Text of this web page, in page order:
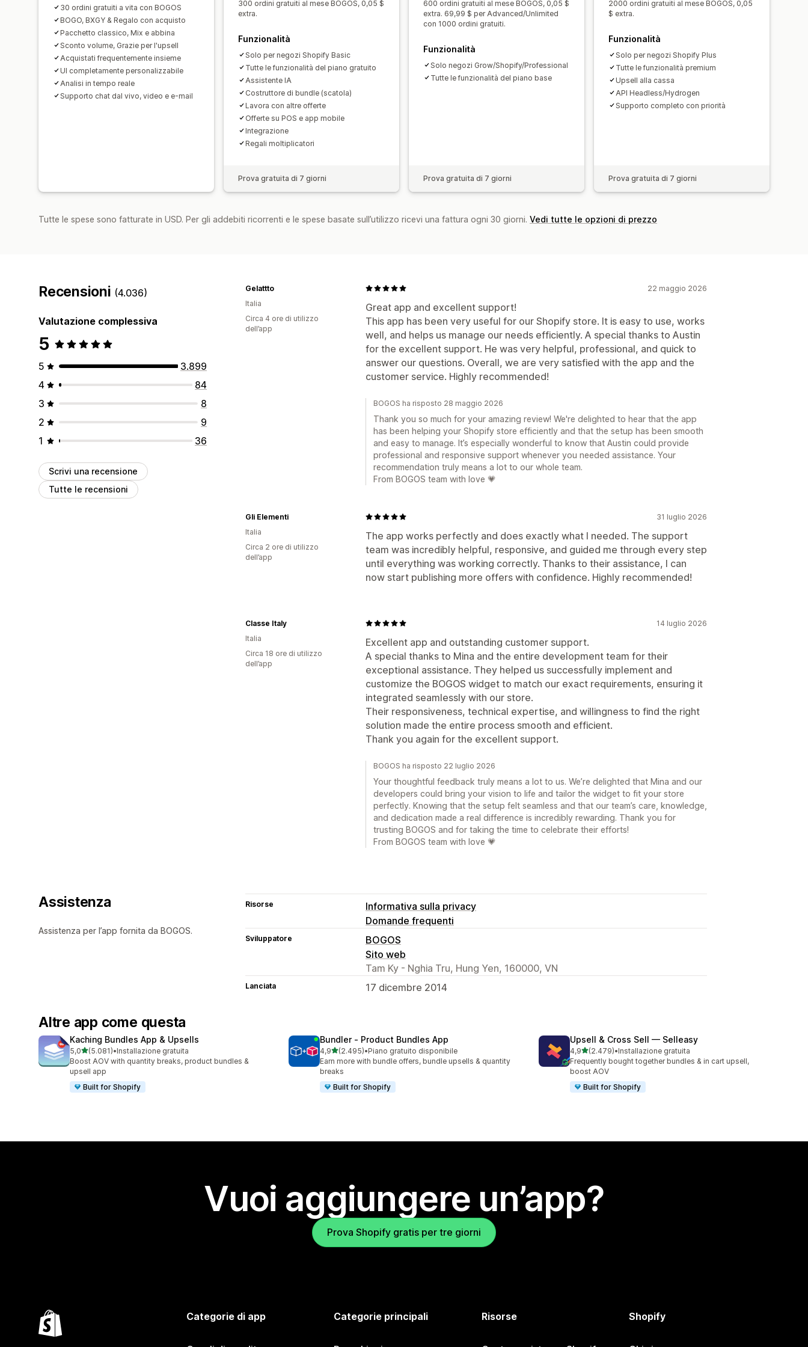
30 ordini gratuiti a vita con BOGOS
BOGO, BXGY & Regalo con acquisto
Pacchetto classico, Mix e abbina
Sconto volume, Grazie per l'upsell
Acquistati frequentemente insieme
UI completamente personalizzabile
Analisi in tempo reale
Supporto chat dal vivo, video e e-mail
300 ordini gratuiti al mese BOGOS, 0,05 $
extra.
Funzionalità
Solo per negozi Shopify Basic
Tutte le funzionalità del piano gratuito
Assistente IA
Costruttore di bundle (scatola)
Lavora con altre offerte
Offerte su POS e app mobile
Integrazione
Regali moltiplicatori
Prova gratuita di 7 giorni
600 ordini gratuiti al mese BOGOS, 0,05 $
extra. 69,99 $ per Advanced/Unlimited
con 1000 ordini gratuiti.
Funzionalità
Solo negozi Grow/Shopify/Professional
Tutte le funzionalità del piano base
Prova gratuita di 7 giorni
2000 ordini gratuiti al mese BOGOS, 0,05
$ extra.
Funzionalità
Solo per negozi Shopify Plus
Tutte le funzionalità premium
Upsell alla cassa
API Headless/Hydrogen
Supporto completo con priorità
Prova gratuita di 7 giorni
Tutte le spese sono fatturate in USD. Per gli addebiti ricorrenti e le spese basate sull’utilizzo ricevi una fattura ogni 30 giorni. Vedi tutte le opzioni di prezzo
Recensioni (4.036)
Valutazione complessiva
5
5
3.899
4
84
3
8
2
9
1
36
Scrivi una recensione
Tutte le recensioni
22 maggio 2026
Great app and excellent support!
This app has been very useful for our Shopify store. It is easy to use, works
well, and helps us manage our needs efficiently. A special thanks to Austin
for the excellent support. He was very helpful, professional, and quick to
answer our questions. Overall, we are very satisfied with the app and the
customer service. Highly recommended!
Gelattto
Italia
Circa 4 ore di utilizzo
dell’app
BOGOS ha risposto 28 maggio 2026
Thank you so much for your amazing review! We're delighted to hear that the app
has been helping your Shopify store efficiently and that the setup has been smooth
and easy to manage. It’s especially wonderful to know that Austin could provide
professional and responsive support whenever you needed assistance. Your
recommendation truly means a lot to our whole team.
From BOGOS team with love 💗
31 luglio 2026
The app works perfectly and does exactly what I needed. The support
team was incredibly helpful, responsive, and guided me through every step
until everything was working correctly. Thanks to their assistance, I can
now start publishing more offers with confidence. Highly recommended!
Gli Elementi
Italia
Circa 2 ore di utilizzo
dell’app
14 luglio 2026
Excellent app and outstanding customer support.
A special thanks to Mina and the entire development team for their
exceptional assistance. They helped us successfully implement and
customize the BOGOS widget to match our exact requirements, ensuring it
integrated seamlessly with our store.
Their responsiveness, technical expertise, and willingness to find the right
solution made the entire process smooth and efficient.
Thank you again for the excellent support.
Classe Italy
Italia
Circa 18 ore di utilizzo
dell’app
BOGOS ha risposto 22 luglio 2026
Your thoughtful feedback truly means a lot to us. We’re delighted that Mina and our
developers could bring your vision to life and tailor the widget to fit your store
perfectly. Knowing that the setup felt seamless and that our team’s care, knowledge,
and dedication made a real difference is incredibly rewarding. Thank you for
trusting BOGOS and for taking the time to celebrate their efforts!
From BOGOS team with love 💗
Assistenza
Assistenza per l’app fornita da BOGOS.
Risorse
Informativa sulla privacy
Domande frequenti
Sviluppatore
BOGOS
Sito web
Tam Ky - Nghia Tru, Hung Yen, 160000, VN
Lanciata 17 dicembre 2014
Altre app come questa
Kaching Bundles App & Upsells
5,0stelle su 5
(5.081)
5081 recensioni totali
•Installazione gratuita
Boost AOV with quantity breaks, product bundles &
upsell app
Built for Shopify
Bundler ‑ Product Bundles App
4,9stelle su 5
(2.495)
2495 recensioni totali
•Piano gratuito disponibile
Earn more with bundle offers, bundle upsells & quantity
breaks
Built for Shopify
Upsell & Cross Sell — Selleasy
4,9stelle su 5
(2.479)
2479 recensioni totali
•Installazione gratuita
Frequently bought together bundles & in cart upsell,
boost AOV
Built for Shopify
Vuoi aggiungere un’app?
Prova Shopify gratis per tre giorni
Categorie di app Categorie principali Risorse Shopify